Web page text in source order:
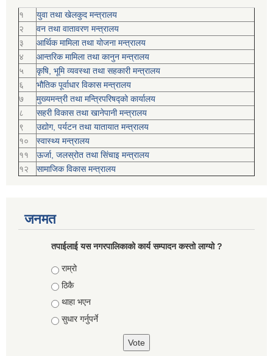
१
युवा तथा खेलकुद मन्त्रालय
२
वन तथा वातावरण मन्त्रालय
३
आर्थिक मामिला तथा योजना मन्त्रालय
४
आन्तरिक मामिला तथा कानुन मन्त्रालय
५
कृषि, भूमि व्यवस्था तथा सहकारी मन्त्रालय
६
भौतिक पूर्वाधार विकास मन्त्रालय
७
मुख्यमन्त्री तथा मन्त्रिपरिषद्को कार्यालय
८
सहरी विकास तथा खानेपानी मन्त्रालय
९
उद्योग, पर्यटन तथा यातायात मन्त्रालय
१०
स्वास्थ्य मन्त्रालय
११
ऊर्जा, जलस्रोत तथा सिंचाइ मन्त्रालय
१२
सामाजिक विकास मन्‍‍त्रालय
जनमत
तपाईलाई यस नगरपालिकाको कार्य सम्पादन कस्तो लाग्यो ?
Choices
राम्रो
ठिकै
थाहा भएन
सुधार गर्नुपर्ने